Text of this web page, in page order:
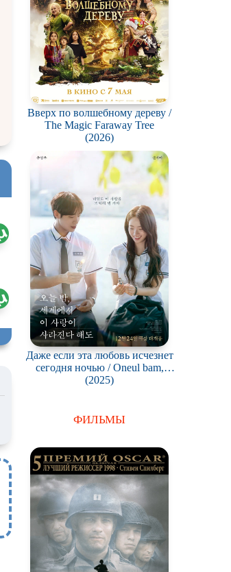
Вверх по волшебному дереву /
The Magic Faraway Tree
(2026)
Даже если эта любовь исчезнет
сегодня ночью / Oneul bam,
segyeeseo i sarangi sarajinda haedo
(2025)
ФИЛЬМЫ